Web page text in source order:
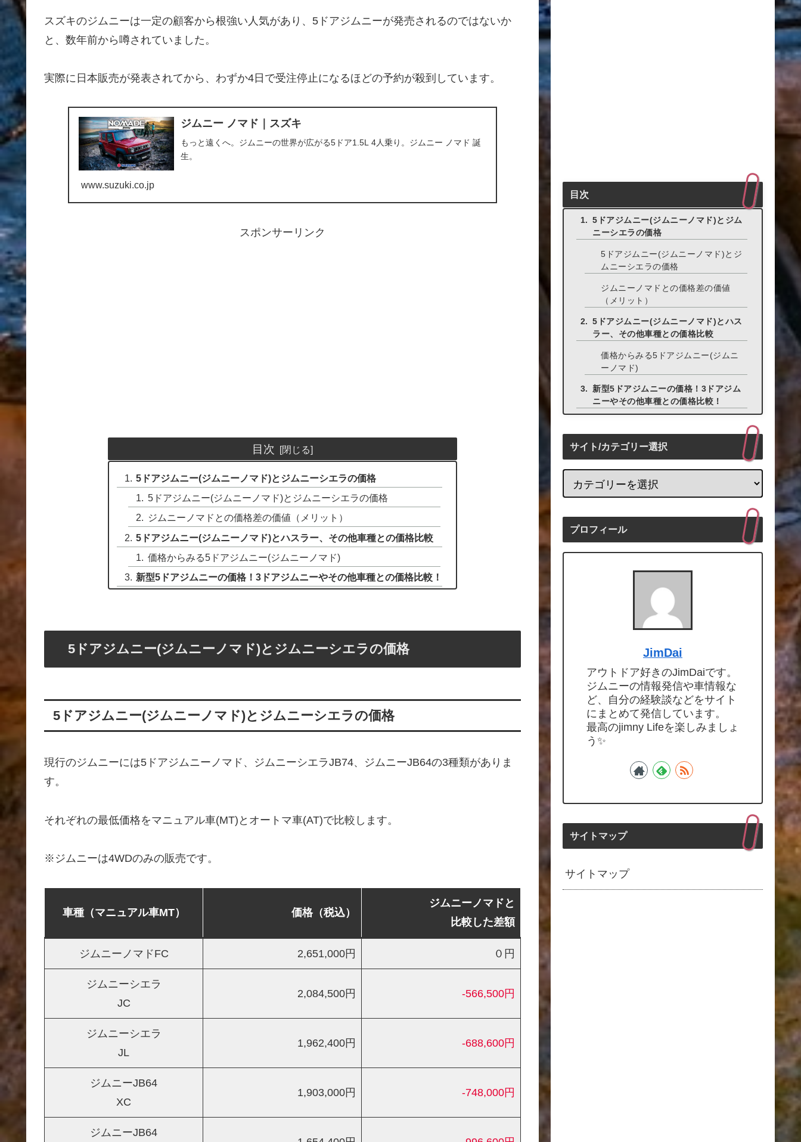
スズキのジムニーは一定の顧客から根強い人気があり、5ドアジムニーが発売されるのではないか
と、数年前から噂されていました。
実際に日本販売が発表されてから、わずか4日で受注停止になるほどの予約が殺到しています。
ジムニー ノマド｜スズキ
もっと遠くへ。ジムニーの世界が広がる5ドア1.5L 4人乗り。ジムニー ノマド 誕
生。
www.suzuki.co.jp
スポンサーリンク
目次
5ドアジムニー(ジムニーノマド)とジムニーシエラの価格
5ドアジムニー(ジムニーノマド)とジムニーシエラの価格
ジムニーノマドとの価格差の価値（メリット）
5ドアジムニー(ジムニーノマド)とハスラー、その他車種との価格比較
価格からみる5ドアジムニー(ジムニーノマド)
新型5ドアジムニーの価格！3ドアジムニーやその他車種との価格比較！
5ドアジムニー(ジムニーノマド)とジムニーシエラの価格
5ドアジムニー(ジムニーノマド)とジムニーシエラの価格
現行のジムニーには5ドアジムニーノマド、ジムニーシエラJB74、ジムニーJB64の3種類がありま
す。
それぞれの最低価格をマニュアル車(MT)とオートマ車(AT)で比較します。
※ジムニーは4WDのみの販売です。
車種（マニュアル車MT） 価格（税込）
ジムニーノマドと
比較した差額
ジムニーノマドFC 2,651,000円 ０円
ジムニーシエラ
JC
2,084,500円 -566,500円
ジムニーシエラ
JL
1,962,400円 -688,600円
ジムニーJB64
XC
1,903,000円 -748,000円
ジムニーJB64
目次
5ドアジムニー(ジムニーノマド)とジム
ニーシエラの価格
5ドアジムニー(ジムニーノマド)とジ
ムニーシエラの価格
ジムニーノマドとの価格差の価値
（メリット）
5ドアジムニー(ジムニーノマド)とハス
ラー、その他車種との価格比較
価格からみる5ドアジムニー(ジムニ
ーノマド)
新型5ドアジムニーの価格！3ドアジム
ニーやその他車種との価格比較！
サイト/カテゴリー選択
プロフィール
JimDai
アウトドア好きのJimDaiです。
ジムニーの情報発信や車情報な
ど、自分の経験談などをサイト
にまとめて発信しています。
最高のjimny Lifeを楽しみましょ
う✨
サイトマップ
サイトマップ